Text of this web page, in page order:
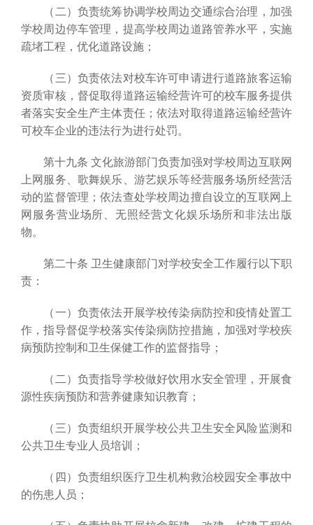
（二）负责统筹协调学校周边交通综合治理，加强
学校周边停车管理，提高学校周边道路管养水平，实施
疏堵工程，优化道路设施；
（三）负责依法对校车许可申请进行道路旅客运输
资质审核，督促取得道路运输经营许可的校车服务提供
者落实安全生产主体责任；依法对取得道路运输经营许
可校车企业的违法行为进行处罚。
第十九条 文化旅游部门负责加强对学校周边互联网
上网服务、歌舞娱乐、游艺娱乐等经营服务场所经营活
动的监督管理；依法查处学校周边擅自设立的互联网上
网服务营业场所、无照经营文化娱乐场所和非法出版
物。
第二十条 卫生健康部门对学校安全工作履行以下职
责：
（一）负责依法开展学校传染病防控和疫情处置工
作，指导督促学校落实传染病防控措施，加强对学校疾
病预防控制和卫生保健工作的监督指导；
（二）负责指导学校做好饮用水安全管理，开展食
源性疾病预防和营养健康知识教育；
（三）负责组织开展学校公共卫生安全风险监测和
公共卫生专业人员培训；
（四）负责组织医疗卫生机构救治校园安全事故中
的伤患人员；